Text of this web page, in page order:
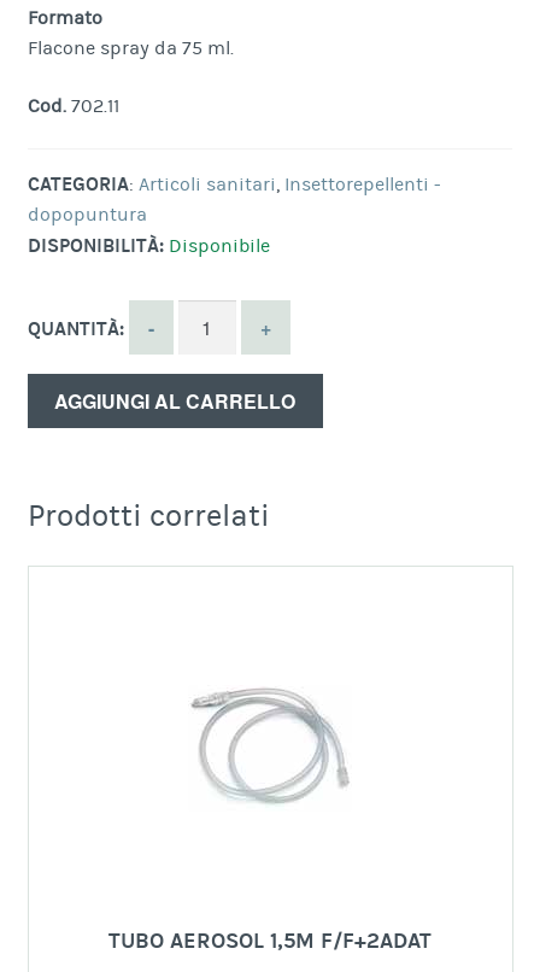
Formato
Flacone spray da 75 ml.
Cod.702.11
CATEGORIA: Articoli sanitari, Insettorepellenti -
dopopuntura
DISPONIBILITÀ: Disponibile
QUANTITÀ:
AGGIUNGI AL CARRELLO
Prodotti correlati
FLUISTAR A 10MONOD AEROSOL